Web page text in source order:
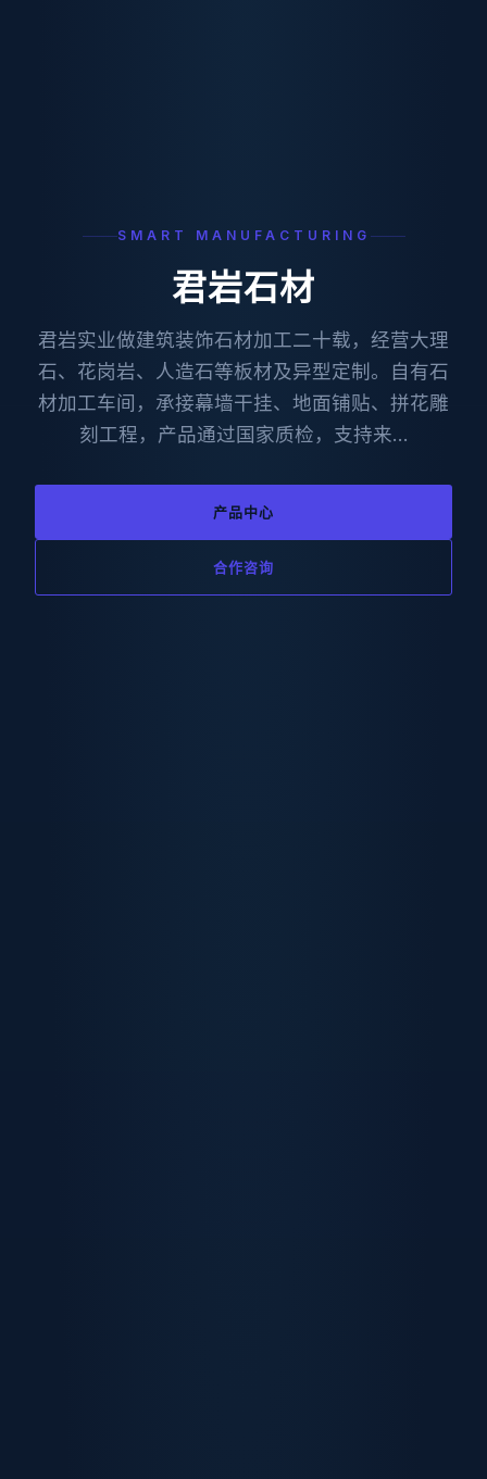
SMART MANUFACTURING
君岩石材
君岩实业做建筑装饰石材加工二十载，经营大理
石、花岗岩、人造石等板材及异型定制。自有石
材加工车间，承接幕墙干挂、地面铺贴、拼花雕
刻工程，产品通过国家质检，支持来…
产品中心
合作咨询